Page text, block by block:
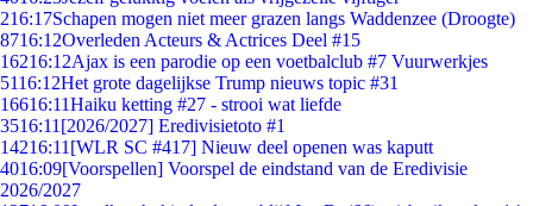
216:17Schapen mogen niet meer grazen langs Waddenzee (Droogte)
8716:12Overleden Acteurs & Actrices Deel #15
16216:12Ajax is een parodie op een voetbalclub #7 Vuurwerkjes
5116:12Het grote dagelijkse Trump nieuws topic #31
16616:11Haiku ketting #27 - strooi wat liefde
3516:11 [2026/2027] Eredivisietoto #1
14216:11 [WLR SC #417] Nieuw deel openen was kaputt
4016:09[Voorspellen] Voorspel de eindstand van de Eredivisie
2026/2027